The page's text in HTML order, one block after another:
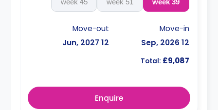
Move-in
12 Sep, 2026
Move-out
12 Jun, 2027
Total: £9,087
Enquire